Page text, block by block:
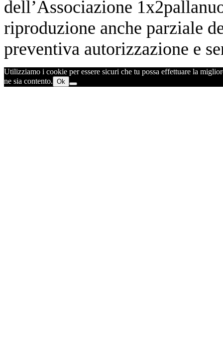
dell’Associazione
riproduzione anche parziale
preventiva autorizzazione e
Utilizziamo i cookie per essere sicuri che tu possa effettuare la
ne sia contento. Ok